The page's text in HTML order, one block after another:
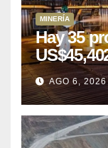
MINERÍA
Hay 35
puede
AGO 6, 2026